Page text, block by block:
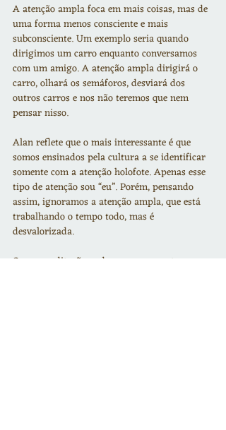
A atenção ampla foca em mais coisas, mas de
uma forma menos consciente e mais
subconsciente. Um exemplo seria quando
dirigimos um carro enquanto conversamos
com um amigo. A atenção ampla dirigirá o
carro, olhará os semáforos, desviará dos
outros carros e nos não teremos que nem
pensar nisso.
Alan reflete que o mais interessante é que
somos ensinados pela cultura a se identificar
somente com a atenção holofote. Apenas esse
tipo de atenção sou “eu”. Porém, pensando
assim, ignoramos a atenção ampla, que está
trabalhando o tempo todo, mas é
desvalorizada.
Com a meditação podemos nos conectar com